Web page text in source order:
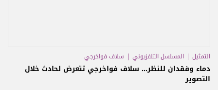
التمثيل المسلسل التلفزيوني سلاف فواخرجي
دماء وفقدان للنظر... سلاف فواخرجي تتعرض لحادث خلال
التصوير